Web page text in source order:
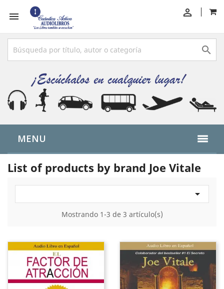
 

MENU
List of products by brand Joe Vitale

Mostrando 1-3 de 3 artículo(s)